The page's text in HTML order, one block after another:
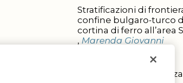
Stratificazioni di
confine bulgaro-turco
cortina di ferro all’area
, Marenda Giovanni